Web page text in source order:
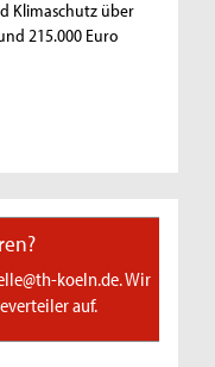
Klimaschutz über
215.000 Euro
koeln.de. Wir
auf.